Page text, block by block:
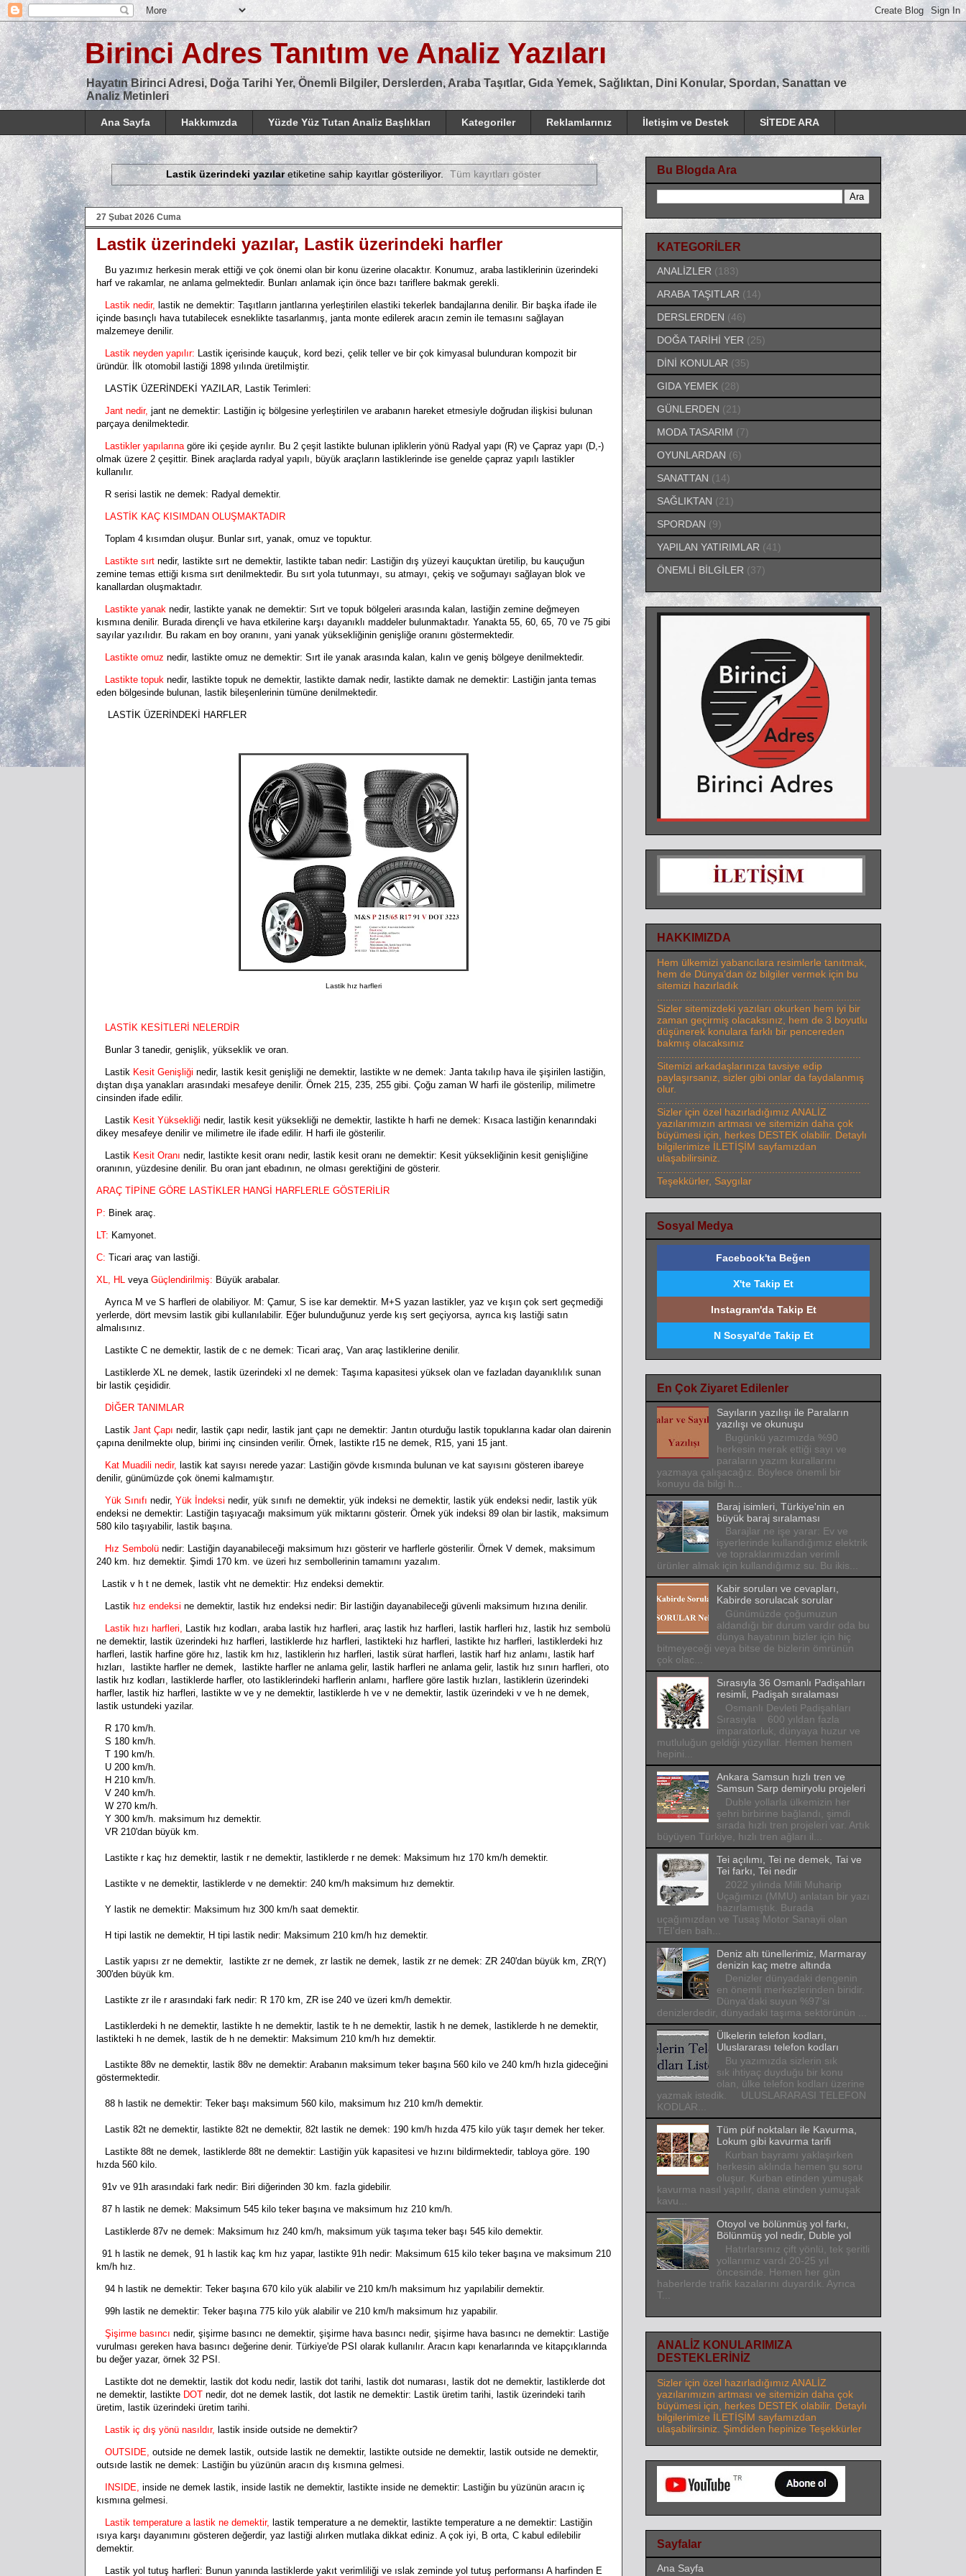
Birinci Adres Tanıtım ve Analiz Yazıları
Hayatın Birinci Adresi, Doğa Tarihi Yer, Önemli Bilgiler, Derslerden, Araba Taşıtlar, Gıda Yemek, Sağlıktan, Dini Konular, Spordan, Sanattan ve
Analiz Metinleri
Ana Sayfa Hakkımızda Yüzde Yüz Tutan Analiz Başlıkları Kategoriler Reklamlarınız İletişim ve Destek SİTEDE ARA
Lastik üzerindeki yazılaretiketine sahip kayıtlar gösteriliyor. Tüm kayıtları göster
27 Şubat 2026 Cuma
Lastik üzerindeki yazılar, Lastik üzerindeki harfler
Bu yazımız herkesin merak ettiği ve çok önemi olan bir konu üzerine olacaktır. Konumuz, araba lastiklerinin üzerindeki
harf ve rakamlar, ne anlama gelmektedir. Bunları anlamak için önce bazı tariflere bakmak gerekli.
Lastik nedir, lastik ne demektir: Taşıtların jantlarına yerleştirilen elastiki tekerlek bandajlarına denilir. Bir başka ifade ile
içinde basınçlı hava tutabilecek esneklikte tasarlanmış, janta monte edilerek aracın zemin ile temasını sağlayan
malzemeye denilir.
Lastik neyden yapılır: Lastik içerisinde kauçuk, kord bezi, çelik teller ve bir çok kimyasal bulunduran kompozit bir
üründür. İlk otomobil lastiği 1898 yılında üretilmiştir.
LASTİK ÜZERİNDEKİ YAZILAR, Lastik Terimleri:
Jant nedir, jant ne demektir: Lastiğin iç bölgesine yerleştirilen ve arabanın hareket etmesiyle doğrudan ilişkisi bulunan
parçaya denilmektedir.
Lastikler yapılarınagöre iki çeşide ayrılır. Bu 2 çeşit lastikte bulunan ipliklerin yönü Radyal yapı (R) ve Çapraz yapı (D,-)
olmak üzere 2 çeşittir. Binek araçlarda radyal yapılı, büyük araçların lastiklerinde ise genelde çapraz yapılı lastikler
kullanılır.
R serisi lastik ne demek: Radyal demektir.
LASTİK KAÇ KISIMDAN OLUŞMAKTADIR
Toplam 4 kısımdan oluşur. Bunlar sırt, yanak, omuz ve topuktur.
Lastikte sırt nedir, lastikte sırt ne demektir, lastikte taban nedir: Lastiğin dış yüzeyi kauçuktan üretilip, bu kauçuğun
zemine temas ettiği kısma sırt denilmektedir. Bu sırt yola tutunmayı, su atmayı, çekiş ve soğumayı sağlayan blok ve
kanallardan oluşmaktadır.
Lastikte yanak nedir, lastikte yanak ne demektir: Sırt ve topuk bölgeleri arasında kalan, lastiğin zemine değmeyen
kısmına denilir. Burada dirençli ve hava etkilerine karşı dayanıklı maddeler bulunmaktadır. Yanakta 55, 60, 65, 70 ve 75 gibi
sayılar yazılıdır. Bu rakam en boy oranını, yani yanak yüksekliğinin genişliğe oranını göstermektedir.
Lastikte omuz nedir, lastikte omuz ne demektir: Sırt ile yanak arasında kalan, kalın ve geniş bölgeye denilmektedir.
Lastikte topuk nedir, lastikte topuk ne demektir, lastikte damak nedir, lastikte damak ne demektir: Lastiğin janta temas
eden bölgesinde bulunan, lastik bileşenlerinin tümüne denilmektedir.
LASTİK ÜZERİNDEKİ HARFLER
Lastik hız harfleri
LASTİK KESİTLERİ NELERDİR
Bunlar 3 tanedir, genişlik, yükseklik ve oran.
Lastik Kesit Genişliği nedir, lastik kesit genişliği ne demektir, lastikte w ne demek: Janta takılıp hava ile şişirilen lastiğin,
dıştan dışa yanakları arasındaki mesafeye denilir. Örnek 215, 235, 255 gibi. Çoğu zaman W harfi ile gösterilip, milimetre
cinsinden ifade edilir.
Lastik Kesit Yüksekliği nedir, lastik kesit yüksekliği ne demektir, lastikte h harfi ne demek: Kısaca lastiğin kenarındaki
dikey mesafeye denilir ve milimetre ile ifade edilir. H harfi ile gösterilir.
Lastik Kesit Oranı nedir, lastikte kesit oranı nedir, lastik kesit oranı ne demektir: Kesit yüksekliğinin kesit genişliğine
oranının, yüzdesine denilir. Bu oran jant ebadının, ne olması gerektiğini de gösterir.
ARAÇ TİPİNE GÖRE LASTİKLER HANGİ HARFLERLE GÖSTERİLİR
P: Binek araç.
LT: Kamyonet.
C: Ticari araç van lastiği.
XL, HL veya Güçlendirilmiş: Büyük arabalar.
Ayrıca M ve S harfleri de olabiliyor. M: Çamur, S ise kar demektir. M+S yazan lastikler, yaz ve kışın çok sert geçmediği
yerlerde, dört mevsim lastik gibi kullanılabilir. Eğer bulunduğunuz yerde kış sert geçiyorsa, ayrıca kış lastiği satın
almalısınız.
Lastikte C ne demektir, lastik de c ne demek: Ticari araç, Van araç lastiklerine denilir.
Lastiklerde XL ne demek, lastik üzerindeki xl ne demek: Taşıma kapasitesi yüksek olan ve fazladan dayanıklılık sunan
bir lastik çeşididir.
DİĞER TANIMLAR
Lastik Jant Çapı nedir, lastik çapı nedir, lastik jant çapı ne demektir: Jantın oturduğu lastik topuklarına kadar olan dairenin
çapına denilmekte olup, birimi inç cinsinden verilir. Örnek, lastikte r15 ne demek, R15, yani 15 jant.
Kat Muadili nedir, lastik kat sayısı nerede yazar:
Lastiğin gövde kısmında bulunan ve kat sayısını gösteren ibareye
denilir, günümüzde çok önemi kalmamıştır.
Yük Sınıfı nedir, Yük İndeksi nedir, yük sınıfı ne demektir, yük indeksi ne demektir, lastik yük endeksi nedir, lastik yük
endeksi ne demektir: Lastiğin taşıyacağı maksimum yük miktarını gösterir. Örnek yük indeksi 89 olan bir lastik, maksimum
580 kilo taşıyabilir, lastik başına.
Hız Sembolü nedir: Lastiğin dayanabileceği maksimum hızı gösterir ve harflerle gösterilir. Örnek V demek, maksimum
240 km. hız demektir. Şimdi 170 km. ve üzeri hız sembollerinin tamamını yazalım.
Lastik v h t ne demek, lastik vht ne demektir: Hız endeksi demektir.
Lastik hız endeksi ne demektir, lastik hız endeksi nedir: Bir lastiğin dayanabileceği güvenli maksimum hızına denilir.
Lastik hızı harfleri,
Lastik hız kodları, araba lastik hız harfleri, araç lastik hız harfleri, lastik harfleri hız, lastik hız sembolü
ne demektir, lastik üzerindeki hız harfleri, lastiklerde hız harfleri, lastikteki hız harfleri, lastikte hız harfleri, lastiklerdeki hız
harfleri, lastik harfine göre hız, lastik km hız, lastiklerin hız harfleri, lastik sürat harfleri, lastik harf hız anlamı, lastik harf
hızları, lastikte harfler ne demek, lastikte harfler ne anlama gelir, lastik harfleri ne anlama gelir, lastik hız sınırı harfleri, oto
lastik hız kodları, lastiklerde harfler, oto lastiklerindeki harflerin anlamı, harflere göre lastik hızları, lastiklerin üzerindeki
harfler, lastik hiz harfleri, lastikte w ve y ne demektir, lastiklerde h ve v ne demektir, lastik üzerindeki v ve h ne demek,
lastik ustundeki yazilar.
R 170 km/h.
S 180 km/h.
T 190 km/h.
U 200 km/h.
H 210 km/h.
V 240 km/h.
W 270 km/h.
Y 300 km/h. maksimum hız demektir.
VR 210'dan büyük km.
Lastikte r kaç hız demektir, lastik r ne demektir, lastiklerde r ne demek: Maksimum hız 170 km/h demektir.
Lastikte v ne demektir, lastiklerde v ne demektir: 240 km/h maksimum hız demektir.
Y lastik ne demektir: Maksimum hız 300 km/h saat demektir.
H tipi lastik ne demektir, H tipi lastik nedir: Maksimum 210 km/h hız demektir.
Lastik yapısı zr ne demektir, lastikte zr ne demek, zr lastik ne demek, lastik zr ne demek: ZR 240'dan büyük km, ZR(Y)
300'den büyük km.
Lastikte zr ile r arasındaki fark nedir: R 170 km, ZR ise 240 ve üzeri km/h demektir.
Lastiklerdeki h ne demektir, lastikte h ne demektir, lastik te h ne demektir, lastik h ne demek, lastiklerde h ne demektir,
lastikteki h ne demek, lastik de h ne demektir: Maksimum 210 km/h hız demektir.
Lastikte 88v ne demektir, lastik 88v ne demektir: Arabanın maksimum teker başına 560 kilo ve 240 km/h hızla gideceğini
göstermektedir.
88 h lastik ne demektir: Teker başı maksimum 560 kilo, maksimum hız 210 km/h demektir.
Lastik 82t ne demektir, lastikte 82t ne demektir, 82t lastik ne demek: 190 km/h hızda 475 kilo yük taşır demek her teker.
Lastikte 88t ne demek, lastiklerde 88t ne demektir: Lastiğin yük kapasitesi ve hızını bildirmektedir, tabloya göre. 190
hızda 560 kilo.
91v ve 91h arasındaki fark nedir: Biri diğerinden 30 km. fazla gidebilir.
87 h lastik ne demek: Maksimum 545 kilo teker başına ve maksimum hız 210 km/h.
Lastiklerde 87v ne demek: Maksimum hız 240 km/h, maksimum yük taşıma teker başı 545 kilo demektir.
91 h lastik ne demek, 91 h lastik kaç km hız yapar, lastikte 91h nedir: Maksimum 615 kilo teker başına ve maksimum 210
km/h hız.
94 h lastik ne demektir: Teker başına 670 kilo yük alabilir ve 210 km/h maksimum hız yapılabilir demektir.
99h lastik ne demektir: Teker başına 775 kilo yük alabilir ve 210 km/h maksimum hız yapabilir.
Şişirme basıncı nedir, şişirme basıncı ne demektir, şişirme hava basıncı nedir, şişirme hava basıncı ne demektir: Lastiğe
vurulması gereken hava basıncı değerine denir. Türkiye'de PSI olarak kullanılır. Aracın kapı kenarlarında ve kitapçıklarında
bu değer yazar, örnek 32 PSI.
Lastikte dot ne demektir, lastik dot kodu nedir, lastik dot tarihi, lastik dot numarası, lastik dot ne demektir, lastiklerde dot
ne demektir, lastikte DOT nedir, dot ne demek lastik, dot lastik ne demektir: Lastik üretim tarihi, lastik üzerindeki tarih
üretim, lastik üzerindeki üretim tarihi.
Lastik iç dış yönü nasıldır, lastik inside outside ne demektir?
OUTSIDE, outside ne demek lastik, outside lastik ne demektir, lastikte outside ne demektir, lastik outside ne demektir,
outsıde lastik ne demek:
Lastiğin bu yüzünün aracın dış kısmına gelmesi.
INSIDE, inside ne demek lastik, inside lastik ne demektir, lastikte inside ne demektir: Lastiğin bu yüzünün aracın iç
kısmına gelmesi.
Lastik temperature a lastik ne demektir, lastik temperature a ne demektir, lastikte temperature a ne demektir:
Lastiğin
ısıya karşı dayanımını gösteren değerdir, yaz lastiği alırken mutlaka dikkat ediniz. A çok iyi, B orta, C kabul edilebilir
demektir.
Lastik yol tutuş harfleri: Bunun yanında lastiklerde yakıt verimliliği ve ıslak zeminde yol tutuş performansı A harfinden E
Bu Blogda Ara
KATEGORİLER
ANALİZLER (183)
ARABA TAŞITLAR (14)
DERSLERDEN (46)
DOĞA TARİHİ YER (25)
DİNİ KONULAR (35)
GIDA YEMEK (28)
GÜNLERDEN (21)
MODA TASARIM (7)
OYUNLARDAN (6)
SANATTAN (14)
SAĞLIKTAN (21)
SPORDAN (9)
YAPILAN YATIRIMLAR (41)
ÖNEMLİ BİLGİLER (37)
HAKKIMIZDA
Hem ülkemizi yabancılara resimlerle tanıtmak,
hem de Dünya'dan öz bilgiler vermek için bu
sitemizi hazırladık
Sizler sitemizdeki yazıları okurken hem iyi bir
zaman geçirmiş olacaksınız, hem de 3 boyutlu
düşünerek konulara farklı bir pencereden
bakmış olacaksınız
Sitemizi arkadaşlarınıza tavsiye edip
paylaşırsanız, sizler gibi onlar da faydalanmış
olur.
Sizler için özel hazırladığımız ANALİZ
yazılarımızın artması ve sitemizin daha çok
büyümesi için, herkes DESTEK olabilir. Detaylı
bilgilerimize İLETİŞİM sayfamızdan
ulaşabilirsiniz.
Teşekkürler, Saygılar
Sosyal Medya
Facebook'ta Beğen
X'te Takip Et
Instagram'da Takip Et
N Sosyal'de Takip Et
En Çok Ziyaret Edilenler
Sayıların yazılışı ile Paraların
yazılışı ve okunuşu
Bugünkü yazımızda %90
herkesin merak ettiği sayı ve
paraların yazım kurallarını
yazmaya çalışacağız. Böylece önemli bir
konuyu da bilgi h...
Baraj isimleri, Türkiye'nin en
büyük baraj sıralaması
Barajlar ne işe yarar: Ev ve
işyerlerinde kullandığımız elektrik
ve topraklarımızdan verimli
ürünler almak için kullandığımız su. Bu ikis...
Kabir soruları ve cevapları,
Kabirde sorulacak sorular
Günümüzde çoğumuzun
aldandığı bir durum vardır oda bu
dünya hayatının bizler için hiç
bitmeyeceği veya bitse de bizlerin ömrünün
çok olac...
Sırasıyla 36 Osmanlı Padişahları
resimli, Padişah sıralaması
Osmanlı Devleti Padişahları
Sırasıyla 600 yıldan fazla
imparatorluk, dünyaya huzur ve
mutluluğun geldiği yüzyıllar. Hemen hemen
hepini...
Ankara Samsun hızlı tren ve
Samsun Sarp demiryolu projeleri
Duble yollarla ülkemizin her
şehri birbirine bağlandı, şimdi
sırada hızlı tren projeleri var. Artık
büyüyen Türkiye, hızlı tren ağları il...
Tei açılımı, Tei ne demek, Tai ve
Tei farkı, Tei nedir
2022 yılında Milli Muharip
Uçağımızı (MMU) anlatan bir yazı
hazırlamıştık. Burada
uçağımızdan ve Tusaş Motor Sanayii olan
TEI'den bah...
Deniz altı tünellerimiz, Marmaray
denizin kaç metre altında
Denizler dünyadaki dengenin
en önemli merkezlerinden biridir.
Dünya'daki suyun %97'si
denizlerdedir, dünyadaki taşıma sektörünün ...
Ülkelerin telefon kodları,
Uluslararası telefon kodları
Bu yazımızda sizlerin sık
sık ihtiyaç duyduğu bir konu
olan, ülke telefon kodları üzerine
yazmak istedik. ULUSLARARASI TELEFON
KODLAR...
Tüm püf noktaları ile Kavurma,
Lokum gibi kavurma tarifi
Kurban bayramı yaklaşırken
herkesin aklında hemen şu soru
oluşur. Kurban etinden yumuşak
kavurma nasıl yapılır, dana etinden yumuşak
kavu...
Otoyol ve bölünmüş yol farkı,
Bölünmüş yol nedir, Duble yol
Hatırlarsınız çift yönlü, tek şeritli
yollarımız vardı 20-25 yıl
öncesinde. Hemen her gün
haberlerde trafik kazalarını duyardık. Ayrıca
T...
ANALİZ KONULARIMIZA
DESTEKLERİNİZ
Sizler için özel hazırladığımız ANALİZ
yazılarımızın artması ve sitemizin daha çok
büyümesi için, herkes DESTEK olabilir. Detaylı
bilgilerimize İLETİŞİM sayfamızdan
ulaşabilirsiniz. Şimdiden hepinize Teşekkürler
Sayfalar
Ana Sayfa